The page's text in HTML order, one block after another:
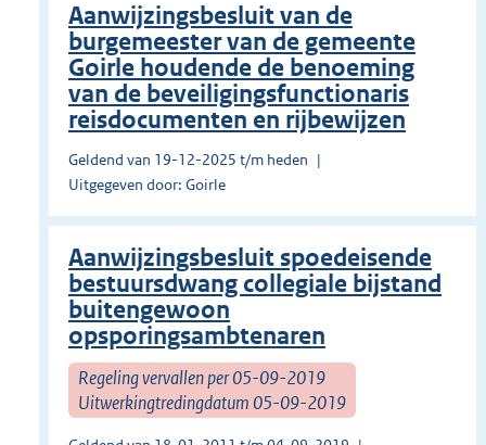
Aanwijzingsbesluit van de
burgemeester van de gemeente
Goirle houdende de benoeming
van de beveiligingsfunctionaris
reisdocumenten en rijbewijzen
Geldend van 19-12-2025 t/m heden
Uitgegeven door: Goirle
Aanwijzingsbesluit spoedeisende
bestuursdwang collegiale bijstand
buitengewoon
opsporingsambtenaren
Regeling vervallen per 05-09-2019
Uitwerkingtredingdatum 05-09-2019